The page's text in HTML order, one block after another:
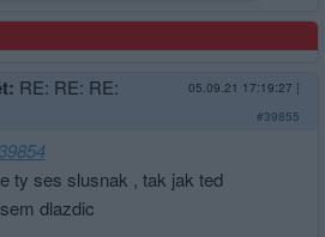
RE: RE: RE: 05.09.21 17:19:27 |
#39855
ty ses slusnak , tak jak ted
dlazdic